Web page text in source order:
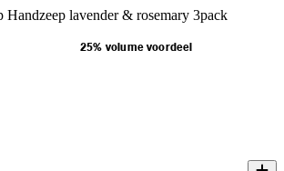
Handzeep lavender & rosemary 3pack
25% volume voordeel